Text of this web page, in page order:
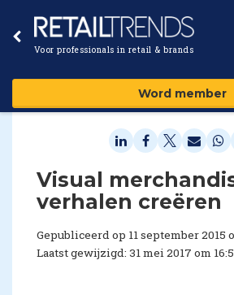
Voor professionals in retail & brands
Word member
Visual
verhalen creëren
Gepubliceerd op 11 september 2015
Laatst gewijzigd: 31 mei 2017 om